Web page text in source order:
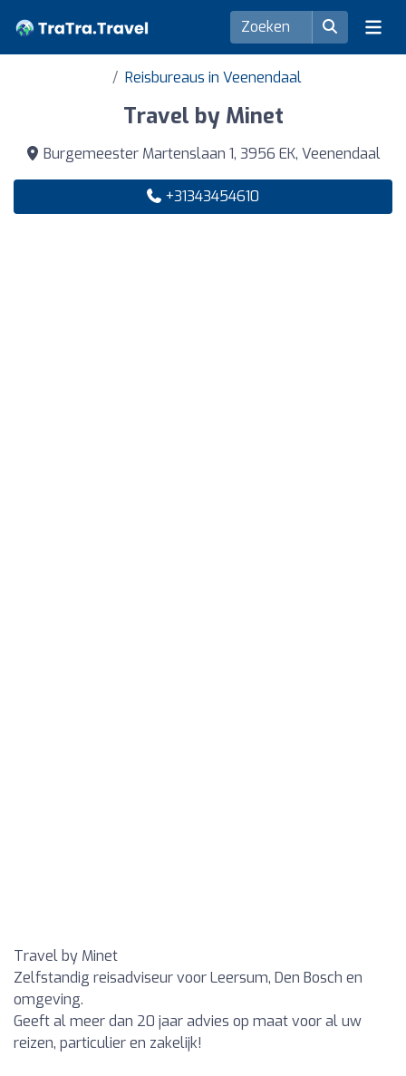
Reisbureaus in Veenendaal
Travel by Minet
Burgemeester Martenslaan 1, 3956 EK, Veenendaal
+31343454610
Travel by Minet
Zelfstandig reisadviseur voor Leersum, Den Bosch en
omgeving.
Geeft al meer dan 20 jaar advies op maat voor al uw
reizen, particulier en zakelijk!